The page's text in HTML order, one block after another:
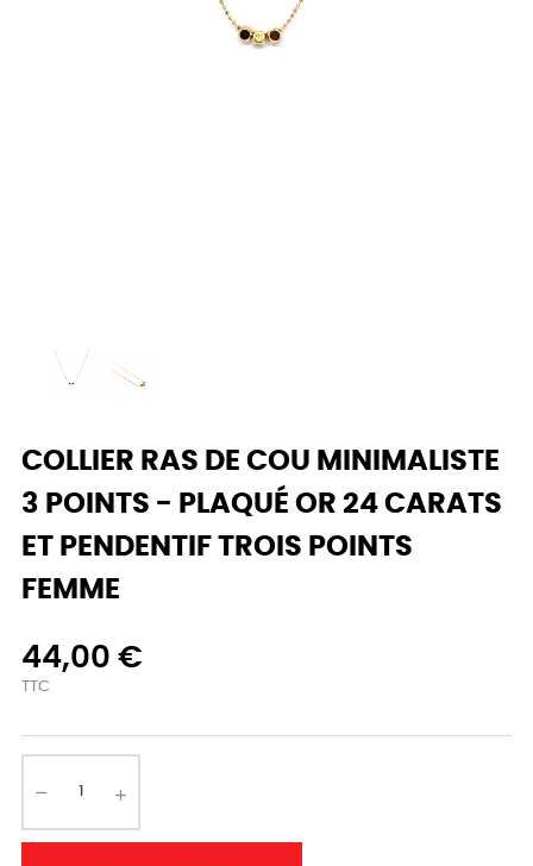
COLLIER RAS DE COU MINIMALISTE
3 POINTS - PLAQUÉ OR 24 CARATS
ET PENDENTIF TROIS POINTS
FEMME
44,00 €
TTC